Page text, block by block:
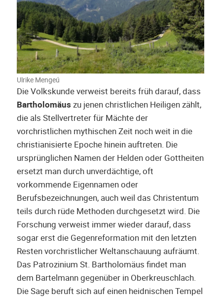
Ulrike Mengeú
Die Volkskunde verweist bereits früh darauf, dass
Bartholomäuszu jenen christlichen Heiligen zählt,
die als Stellvertreter für Mächte der
vorchristlichen mythischen Zeit noch weit in die
christianisierte Epoche hinein auftreten. Die
ursprünglichen Namen der Helden oder Gottheiten
ersetzt man durch unverdächtige, oft
vorkommende Eigennamen oder
Berufsbezeichnungen, auch weil das Christentum
teils durch rüde Methoden durchgesetzt wird. Die
Forschung verweist immer wieder darauf, dass
sogar erst die Gegenreformation mit den letzten
Resten vorchristlicher Weltanschauung aufräumt.
Das Patrozinium St. Bartholomäus findet man
dem Bartelmann gegenüber in Oberkreuschlach.
Die Sage beruft sich auf einen heidnischen Tempel